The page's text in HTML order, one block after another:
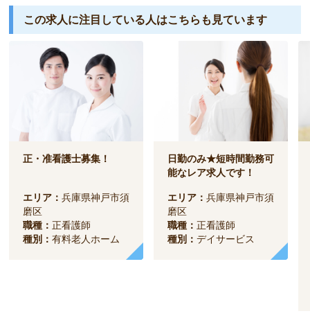
この求人に注目している人はこちらも見ています
正・准看護士募集！
エリア：兵庫県神戸市須
磨区
職種：正看護師
種別：有料老人ホーム
日勤のみ★短時間勤務可
能なレア求人です！
エリア：兵庫県神戸市須
磨区
職種：正看護師
種別：デイサービス